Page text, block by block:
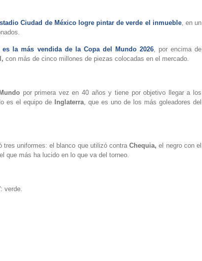
Ciudad de México logre pintar de verde el inmueble, en un
la más vendida de la Copa del Mundo 2026, por encima de
con más de cinco millones de piezas colocadas en el mercado.
por primera vez en 40 años y tiene por objetivo llegar a los
es el equipo de
Inglaterra, que es uno de los más goleadores del
tres uniformes: el blanco que utilizó contra Chequia, el negro con el
que más ha lucido en lo que va del torneo.
verde.